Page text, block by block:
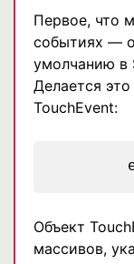
Первое, что
событиях —
умолчанию в
Делается
TouchEvent:
Объект
массивов,